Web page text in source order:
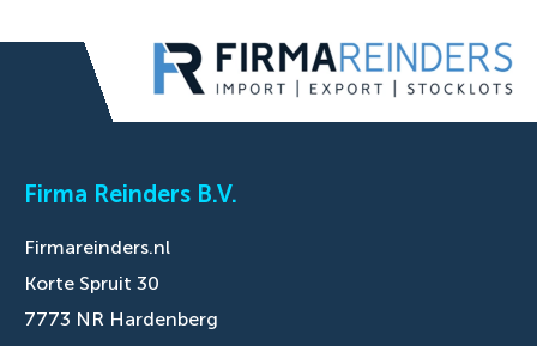
Firma Reinders B.V.
Firmareinders.nl
Korte Spruit 30
7773 NR Hardenberg